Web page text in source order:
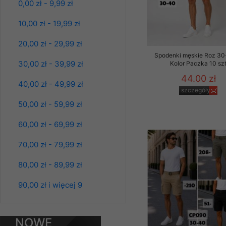
0,00 zł - 9,99 zł
10,00 zł - 19,99 zł
20,00 zł - 29,99 zł
30,00 zł - 39,99 zł
40,00 zł - 49,99 zł
50,00 zł - 59,99 zł
60,00 zł - 69,99 zł
70,00 zł - 79,99 zł
80,00 zł - 89,99 zł
90,00 zł i więcej 9
NOWE
L-3XL. 1 kolor.
Paczka 10 szt
39.00 zł
Bluzy damskie Roz
39.00 zł
Spodenki męskie Roz
Kolor Paczka 10 szt
44.00 zł
szczegóły
Klientów
ochronie danych
serwerach
pracownicy Sklepu.
Każdy Klient, który
Sklep nie
Nasz Sklep posługuje
przez nasz serwer i
jego indywidualnych
opcję przyjmowania
może wpłynąć na
Klienta przechowują
• sesji
• ostatnio